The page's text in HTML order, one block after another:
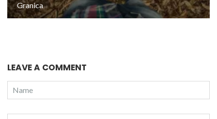
Granica
LEAVE A COMMENT